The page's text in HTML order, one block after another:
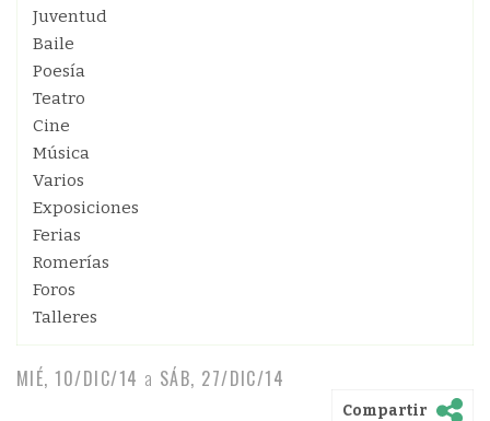
Juventud
Baile
Poesía
Teatro
Cine
Música
Varios
Exposiciones
Ferias
Romerías
Foros
Talleres
MIÉ, 10/DIC/14 a SÁB, 27/DIC/14
Compartir